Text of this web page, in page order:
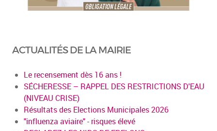
ACTUALITÉS DE LA MAIRIE
Le recensement dès 16 ans !
SÉCHERESSE – RAPPEL DES RESTRICTIONS D'EAU
(NIVEAU CRISE)
Résultats des Elections Municipales 2026
"influenza aviaire" - risques élevé